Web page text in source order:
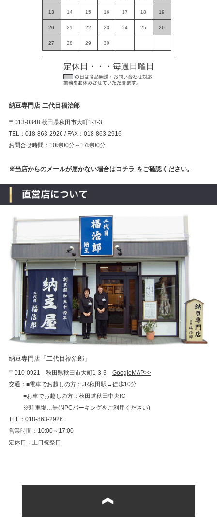
13 14 15 16 17 18 19
20 21 22 23 24 25 26
27 28 29 30
定休日・・・毎週日曜日
納豆専門店 二代目福治郎
〒013-0348 秋田県秋田市大町1-3-3
TEL：018-863-2926 / FAX：018-863-2916
お問合せ時間：10時00分～17時00分
※当店からのメールが届かない場合はコチラ をご確認ください。
納豆専門店「二代目福治郎」
〒010-0921 秋田県秋田市大町1-3-3 GoogleMAP>>
交通：■電車でお越しの方：JR秋田駅→徒歩10分
■お車でお越しの方：秋田道秋田中央IC
※駐車場…無(NPCパーキングをご利用ください)
TEL：018-863-2926
営業時間：10:00～17:00
定休日：土日祝祭日